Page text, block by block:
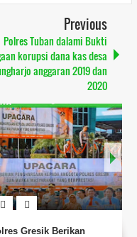
Previous
Polres Tuban dalami Bukti
korupsi dana kas desa
anggaran 2019 dan
2020
Gresik AKBP